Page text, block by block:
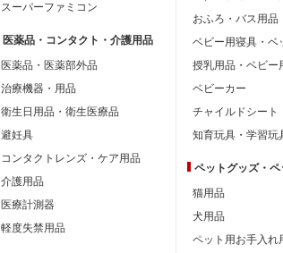
スーパーファミコン
医薬品・コンタクト・介護用品
医薬品・医薬部外品
治療機器・用品
衛生日用品・衛生医療品
避妊具
コンタクトレンズ・ケア用品
介護用品
医療計測器
軽度失禁用品
おふろ・バス用品
ベビー用寝具・ベ
授乳用品・ベビー
ベビーカー
チャイルドシート
知育玩具・学習玩
ペットグッズ・ペ
猫用品
犬用品
ペット用お手入れ